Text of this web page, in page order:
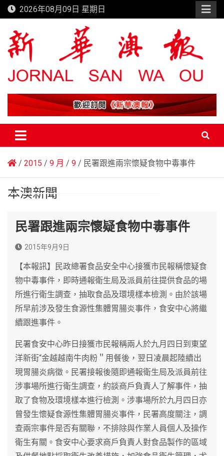
Skip
to
content
2026年08月09日 星期日
新華澳報
2015 9 月 9 民署跟進兩宗懷疑食物中毒事件
本澳新聞
民署跟進兩宗懷疑食物中毒事件
2015年9月9日
【本報訊】民政總署食品安全中心接獲市民報稱懷疑食
物中毒事件，即時通報衛生局及派員前往提供食品的場
所進行衛生調查，抽取食品及環境樣本檢測。由於該場
所早前涉及發生食源性集體胃腸炎事件，食安中心將繼
續跟進事件。
民署食安中心昨日接獲市民報稱兩人於九月四日到東望
洋新街“金越越南牛肉粉＂用餐後，翌日凌晨起陸續出
現胃腸炎病徵。民署接報後隨即通報衛生局及派員前往
涉事場所進行衛生調查，約談商戶負責人了解事件，抽
取了食物及環境樣本進行檢測。涉事場所於九月四日亦
曾發生懷疑食源性集體胃腸炎事件，民署高度關注，調
查兩宗事件是否有關聯，不排除與作業人員個人及操作
衛生有關。食安中心要求商戶負責人對食品製作的區域